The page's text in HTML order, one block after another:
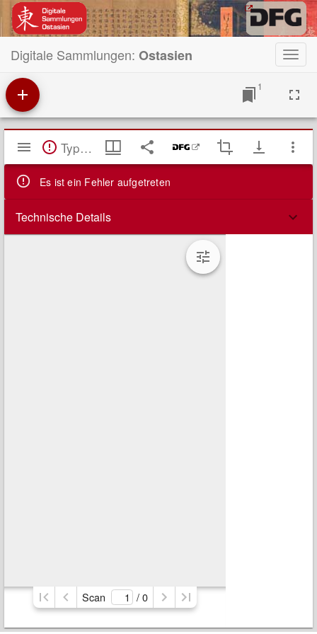
Digitale Sammlungen: Ostasien
1
Mirador
Viewer TypeError: Failed to fetch
Es ist ein Fehler aufgetreten
Technische Details
Scan / 0